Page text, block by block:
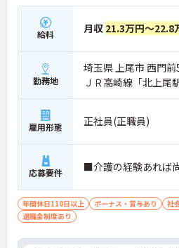
給料 月収 21.3万円～22.8
勤務地
埼玉県 上尾市 西門
ＪＲ高崎線「北上尾
雇用形態 正社員(正職員)
応募要件 ■介護の経験あれば
年間休日110日以上 ボーナス・賞与あり 社
退職金制度あり